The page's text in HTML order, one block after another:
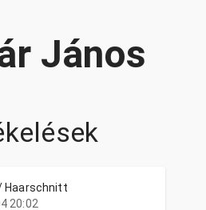
János
Haarschnitt
20:02